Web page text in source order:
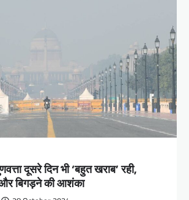
दूसरे दिन भी ‘बहुत खराब’ रही,
बिगड़ने की आशंका